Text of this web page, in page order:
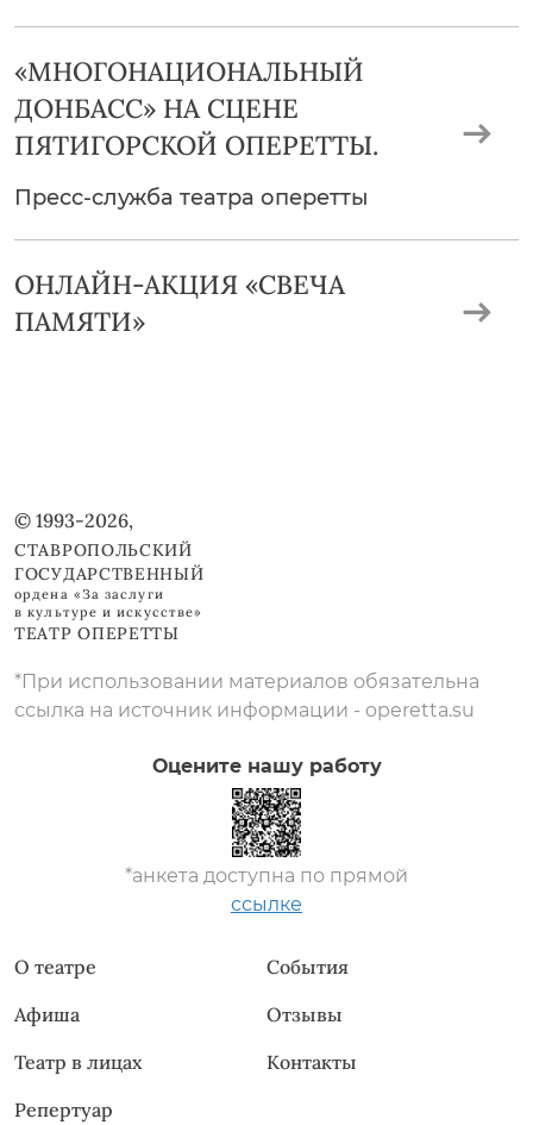
«МНОГОНАЦИОНАЛЬНЫЙ
ДОНБАСС» НА СЦЕНЕ
ПЯТИГОРСКОЙ ОПЕРЕТТЫ.
Пресс-служба театра оперетты
ОНЛАЙН-АКЦИЯ «СВЕЧА
ПАМЯТИ»
© 1993-2026,
СТАВРОПОЛЬСКИЙ
ГОСУДАРСТВЕННЫЙ
ордена «За заслуги
в культуре и искусстве»
ТЕАТР ОПЕРЕТТЫ
*При использовании материалов обязательна
ссылка на источник информации - operetta.su
Оцените нашу работу
*анкета доступна по прямой
ссылке
О театре
Афиша
Театр в лицах
Репертуар
События
Отзывы
Контакты